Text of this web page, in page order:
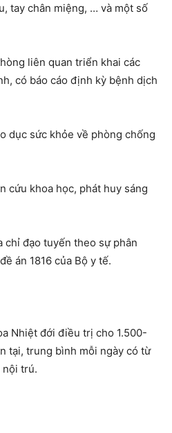
tay chân miệng, … và một số
liên quan triển khai các
có báo cáo định kỳ bệnh dịch
dục sức khỏe về phòng chống
cứu khoa học, phát huy sáng
chỉ đạo tuyến theo sự phân
án 1816 của Bộ y tế.
Nhiệt đới điều trị cho 1.500-
tại, trung bình mỗi ngày có từ
trú.